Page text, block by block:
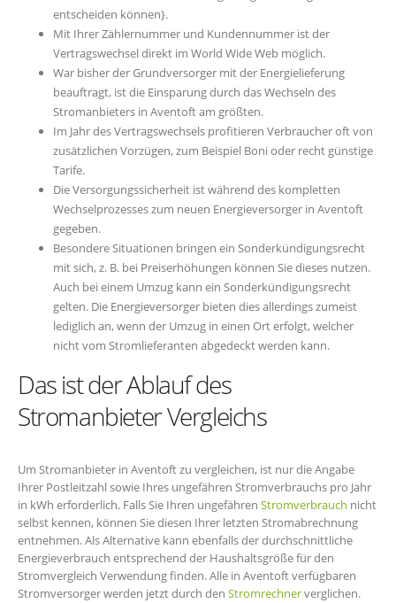
entscheiden können}.
Mit Ihrer Zählernummer und Kundennummer ist der
Vertragswechsel direkt im World Wide Web möglich.
War bisher der Grundversorger mit der Energielieferung
beauftragt, ist die Einsparung durch das Wechseln des
Stromanbieters in Aventoft am größten.
Im Jahr des Vertragswechsels profitieren Verbraucher oft von
zusätzlichen Vorzügen, zum Beispiel Boni oder recht günstige
Tarife.
Die Versorgungssicherheit ist während des kompletten
Wechselprozesses zum neuen Energieversorger in Aventoft
gegeben.
Besondere Situationen bringen ein Sonderkündigungsrecht
mit sich, z. B. bei Preiserhöhungen können Sie dieses nutzen.
Auch bei einem Umzug kann ein Sonderkündigungsrecht
gelten. Die Energieversorger bieten dies allerdings zumeist
lediglich an, wenn der Umzug in einen Ort erfolgt, welcher
nicht vom Stromlieferanten abgedeckt werden kann.
Das ist der Ablauf des
Stromanbieter Vergleichs
Um Stromanbieter in Aventoft zu vergleichen, ist nur die Angabe
Ihrer Postleitzahl sowie Ihres ungefähren Stromverbrauchs pro Jahr
in kWh erforderlich. Falls Sie Ihren ungefähren Stromverbrauch nicht
selbst kennen, können Sie diesen Ihrer letzten Stromabrechnung
entnehmen. Als Alternative kann ebenfalls der durchschnittliche
Energieverbrauch entsprechend der Haushaltsgröße für den
Stromvergleich Verwendung finden. Alle in Aventoft verfügbaren
Stromversorger werden jetzt durch den Stromrechnerverglichen.